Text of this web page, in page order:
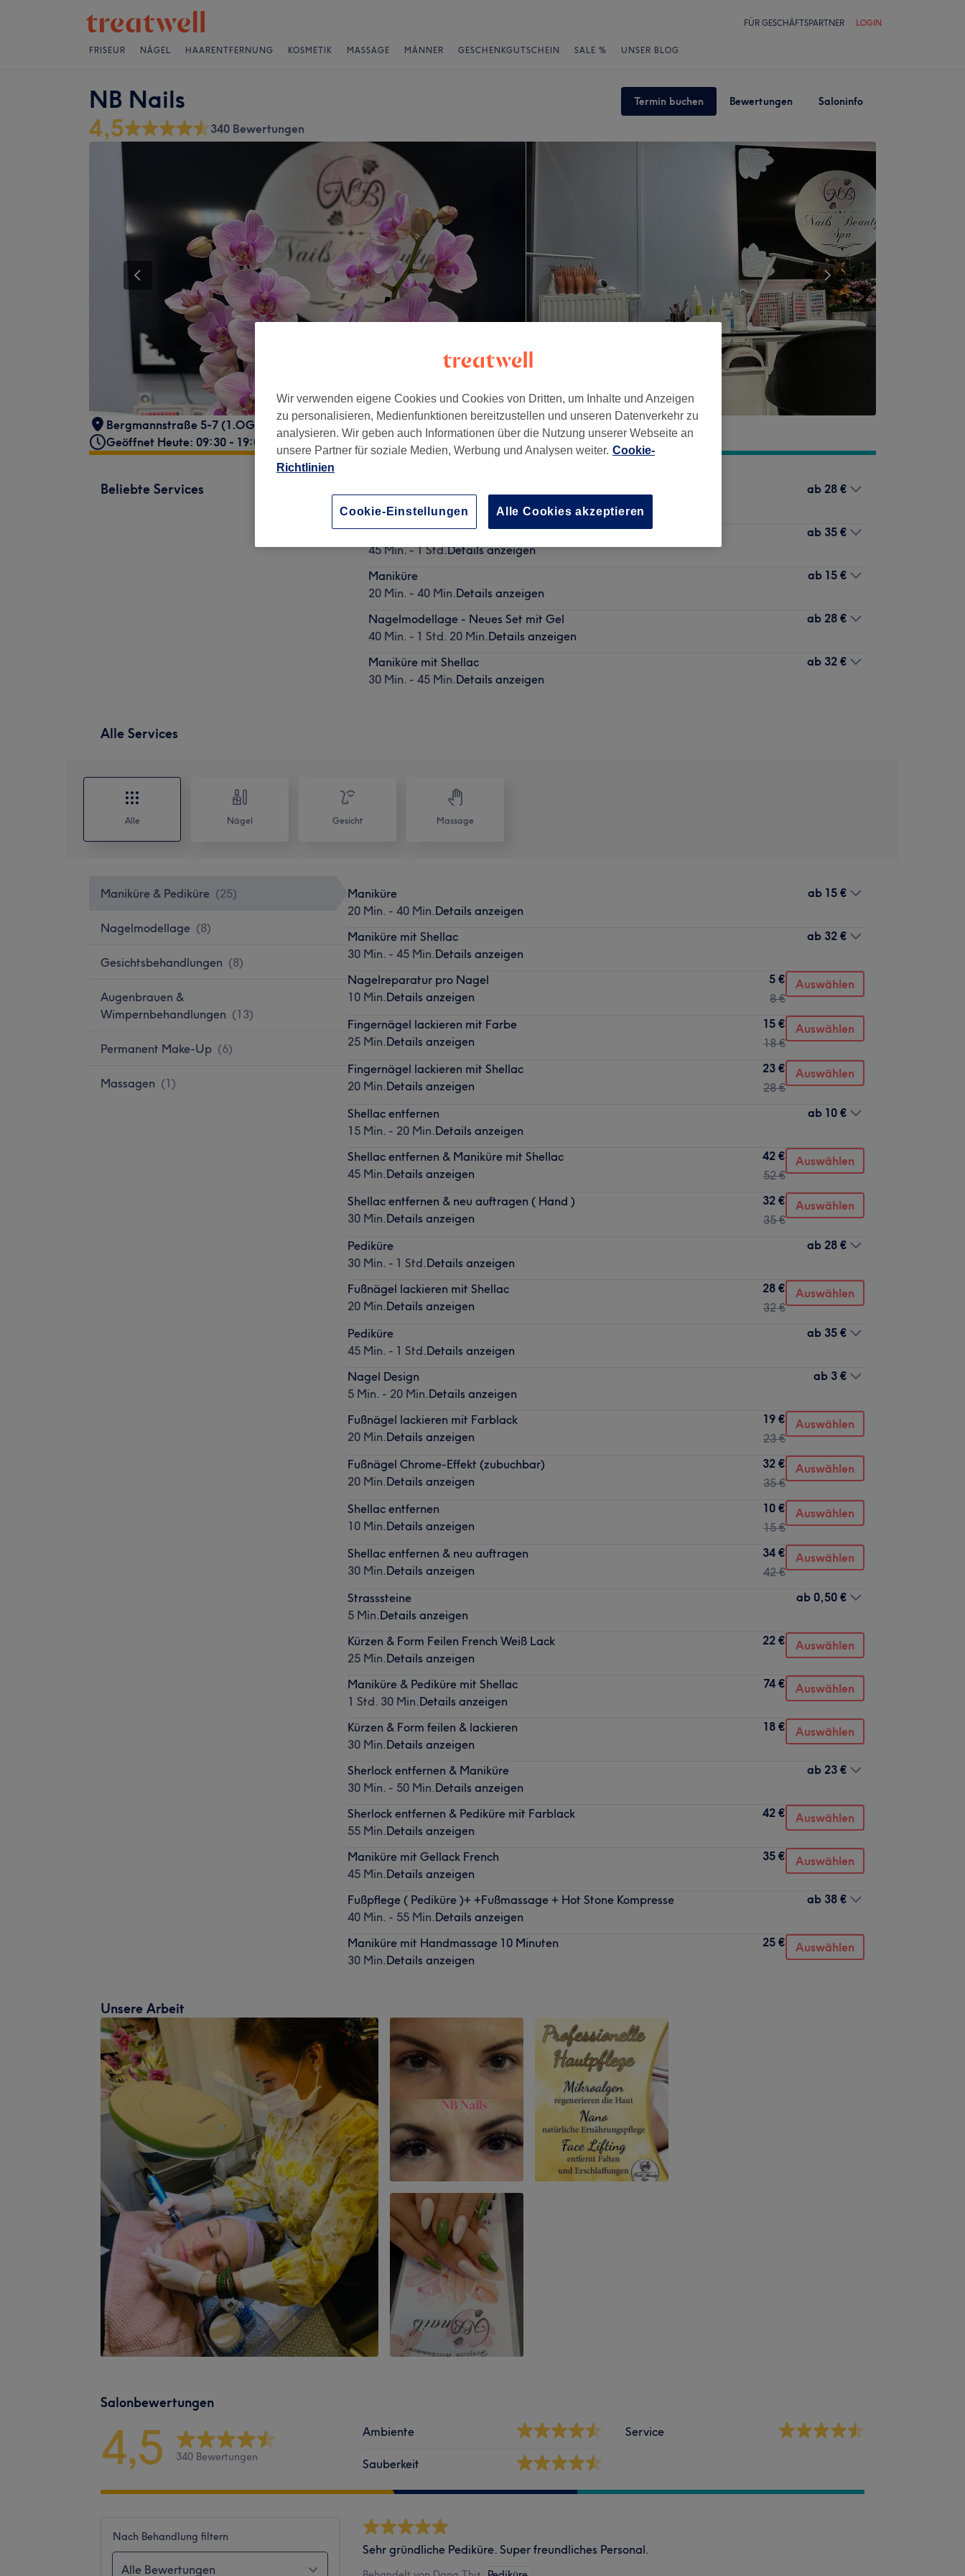
FÜR GESCHÄFTSPARTNER LOGIN
FRISEUR NÄGEL HAARENTFERNUNG KOSMETIK MASSAGE MÄNNER GESCHENKGUTSCHEIN SALE % UNSER BLOG
NB Nails Termin buchen Bewertungen Saloninfo
4,5 340 Bewertungen
Bergmannstraße 5-7 (1.OG ) Haus 3, Kreuzberg, (vor dem Reha-Zentrum)(direkt vor "JustMove"), Berlin, 10961
Geöffnet Heute: 09:30 - 19:00
Beliebte Services
30 Min. - 1 Std.Details anzeigen
ab 28 €
Pediküre
45 Min. - 1 Std.Details anzeigen
ab 35 €
Maniküre
20 Min. - 40 Min.Details anzeigen
ab 15 €
Nagelmodellage - Neues Set mit Gel
40 Min. - 1 Std. 20 Min.Details anzeigen
ab 28 €
Maniküre mit Shellac
30 Min. - 45 Min.Details anzeigen
ab 32 €
Alle Services
Alle Nägel Gesicht Massage
Maniküre & Pediküre (25)
Nagelmodellage (8)
Gesichtsbehandlungen (8)
Augenbrauen &
Wimpernbehandlungen (13)
Permanent Make-Up (6)
Massagen (1)
Maniküre
20 Min. - 40 Min.Details anzeigen
ab 15 €
Maniküre mit Shellac
30 Min. - 45 Min.Details anzeigen
ab 32 €
Nagelreparatur pro Nagel
10 Min.Details anzeigen
5 €
8 €
Auswählen
Fingernägel lackieren mit Farbe
25 Min.Details anzeigen
15 €
18 €
Auswählen
Fingernägel lackieren mit Shellac
20 Min.Details anzeigen
23 €
28 €
Auswählen
Shellac entfernen
15 Min. - 20 Min.Details anzeigen
ab 10 €
Shellac entfernen & Maniküre mit Shellac
45 Min.Details anzeigen
42 €
52 €
Auswählen
Shellac entfernen & neu auftragen ( Hand )
30 Min.Details anzeigen
32 €
35 €
Auswählen
Pediküre
30 Min. - 1 Std.Details anzeigen
ab 28 €
Fußnägel lackieren mit Shellac
20 Min.Details anzeigen
28 €
32 €
Auswählen
Pediküre
45 Min. - 1 Std.Details anzeigen
ab 35 €
Nagel Design
5 Min. - 20 Min.Details anzeigen
ab 3 €
Fußnägel lackieren mit Farblack
20 Min.Details anzeigen
19 €
23 €
Auswählen
Fußnägel Chrome-Effekt (zubuchbar)
20 Min.Details anzeigen
32 €
35 €
Auswählen
Shellac entfernen
10 Min.Details anzeigen
10 €
15 €
Auswählen
Shellac entfernen & neu auftragen
30 Min.Details anzeigen
34 €
42 €
Auswählen
Strasssteine
5 Min.Details anzeigen
ab 0,50 €
Kürzen & Form Feilen French Weiß Lack
25 Min.Details anzeigen
22 € Auswählen
Maniküre & Pediküre mit Shellac
1 Std. 30 Min.Details anzeigen
74 € Auswählen
Kürzen & Form feilen & lackieren
30 Min.Details anzeigen
18 € Auswählen
Sherlock entfernen & Maniküre
30 Min. - 50 Min.Details anzeigen
ab 23 €
Sherlock entfernen & Pediküre mit Farblack
55 Min.Details anzeigen
42 € Auswählen
Maniküre mit Gellack French
45 Min.Details anzeigen
35 € Auswählen
Fußpflege ( Pediküre )+ +Fußmassage + Hot Stone Kompresse
40 Min. - 55 Min.Details anzeigen
ab 38 €
Maniküre mit Handmassage 10 Minuten
30 Min.Details anzeigen
25 € Auswählen
Unsere Arbeit
Salonbewertungen
4,5 340 Bewertungen
Ambiente
Sauberkeit
Service
Nach Behandlung filtern
Alle Bewertungen
Sehr gründliche Pediküre. Super freundliches Personal.
Wir verwenden eigene Cookies und Cookies von Dritten, um Inhalte und Anzeigen
zu personalisieren, Medienfunktionen bereitzustellen und unseren Datenverkehr zu
analysieren. Wir geben auch Informationen über die Nutzung unserer Webseite an
unsere Partner für soziale Medien, Werbung und Analysen weiter. Cookie-
Richtlinien
Cookie-Einstellungen Alle Cookies akzeptieren